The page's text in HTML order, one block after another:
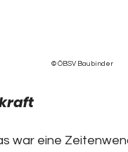
© ÖBSV Baubinder
war eine